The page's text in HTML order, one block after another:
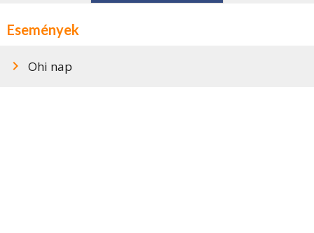
Események
Ohi nap